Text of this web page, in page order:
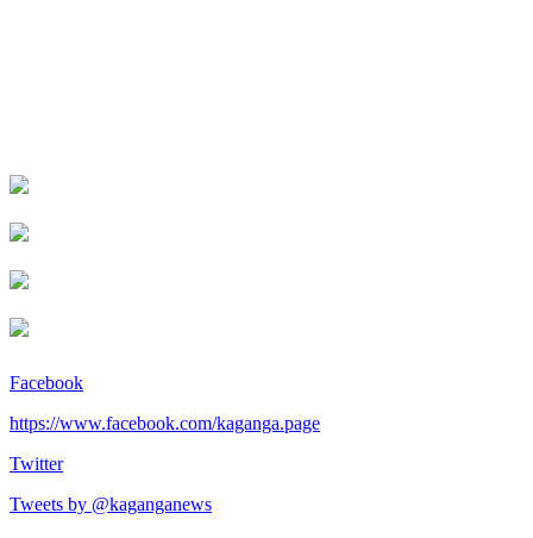
Facebook
https://www.facebook.com/kaganga.page
Twitter
Tweets by @kaganganews